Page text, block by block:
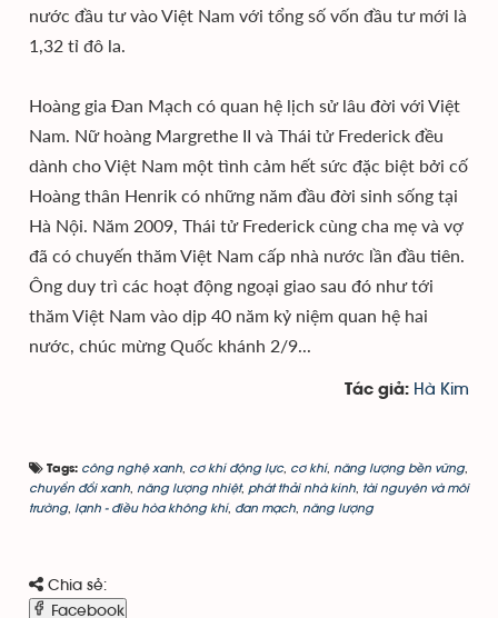
nước đầu tư vào Việt Nam với tổng số vốn đầu tư mới là
1,32 tỉ đô la.
Hoàng gia Đan Mạch có quan hệ lịch sử lâu đời với Việt
Nam. Nữ hoàng Margrethe II và Thái tử Frederick đều
dành cho Việt Nam một tình cảm hết sức đặc biệt bởi cố
Hoàng thân Henrik có những năm đầu đời sinh sống tại
Hà Nội. Năm 2009, Thái tử Frederick cùng cha mẹ và vợ
đã có chuyến thăm Việt Nam cấp nhà nước lần đầu tiên.
Ông duy trì các hoạt động ngoại giao sau đó như tới
thăm Việt Nam vào dịp 40 năm kỷ niệm quan hệ hai
nước, chúc mừng Quốc khánh 2/9...
Tác giả: Hà Kim
Tags: công nghệ xanh cơ khí động lực, cơ khí, năng lượng bền vững,
chuyển đổi xanh
năng lượng nhiệt, phát thải nhà kính
tài nguyên và môi
trường, lạnh - điều hòa không khí, đan mạch năng lượng
Chia sẻ:
Facebook